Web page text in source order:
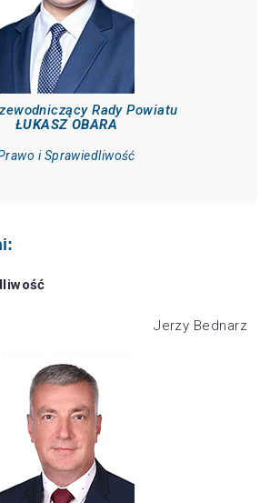
Rady Powiatu
ŁUKASZ OBARA
i Sprawiedliwość
Jerzy Bednarz